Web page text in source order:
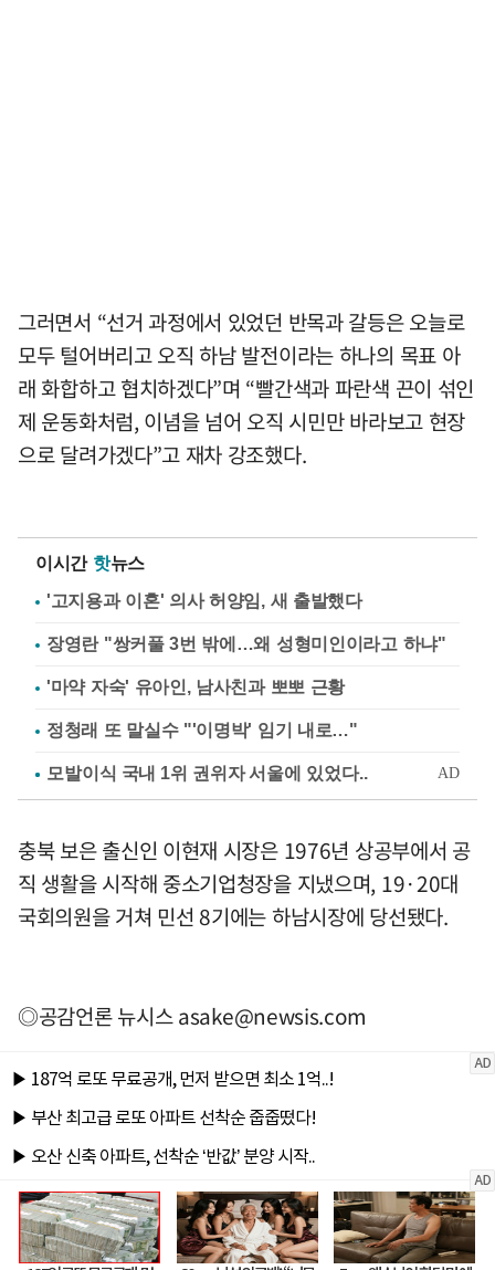
그러면서 “선거 과정에서 있었던 반목과 갈등은 오늘로
모두 털어버리고 오직 하남 발전이라는 하나의 목표 아
래 화합하고 협치하겠다”며 “빨간색과 파란색 끈이 섞인
제 운동화처럼, 이념을 넘어 오직 시민만 바라보고 현장
으로 달려가겠다”고 재차 강조했다.
이시간 핫뉴스
'고지용과 이혼' 의사 허양임, 새 출발했다
장영란 "쌍커풀 3번 밖에…왜 성형미인이라고 하냐"
'마약 자숙' 유아인, 남사친과 뽀뽀 근황
정청래 또 말실수 "'이명박' 임기 내로…"
충북 보은 출신인 이현재 시장은 1976년 상공부에서 공
직 생활을 시작해 중소기업청장을 지냈으며, 19·20대
국회의원을 거쳐 민선 8기에는 하남시장에 당선됐다.
◎공감언론 뉴시스asake@newsis.com